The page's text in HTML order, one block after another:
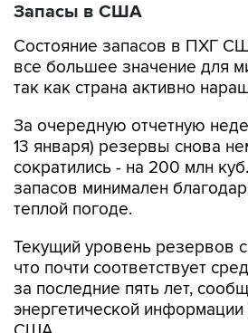
Запасы в США
Состояние запасов в ПХГ
все большее значение для
так как страна активно
За очередную отчетную
13 января) резервы снова
сократились - на 200 млн
запасов минимален
теплой погоде.
Текущий уровень резервов
что почти соответствует
за последние пять лет,
энергетической